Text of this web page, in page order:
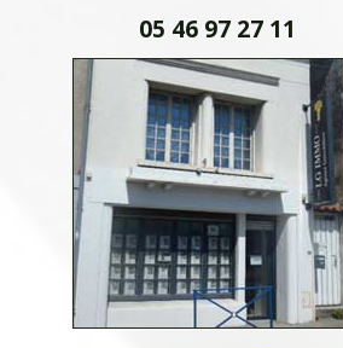
05 46 97 27 11